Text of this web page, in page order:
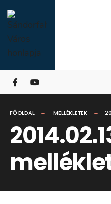
Skip
to
content
FŐOLDAL MELLÉKLETEK
for: